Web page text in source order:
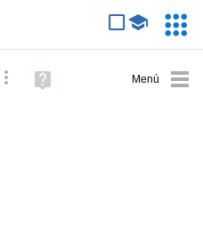
Búsqueda avanzada
Ayuda
(en